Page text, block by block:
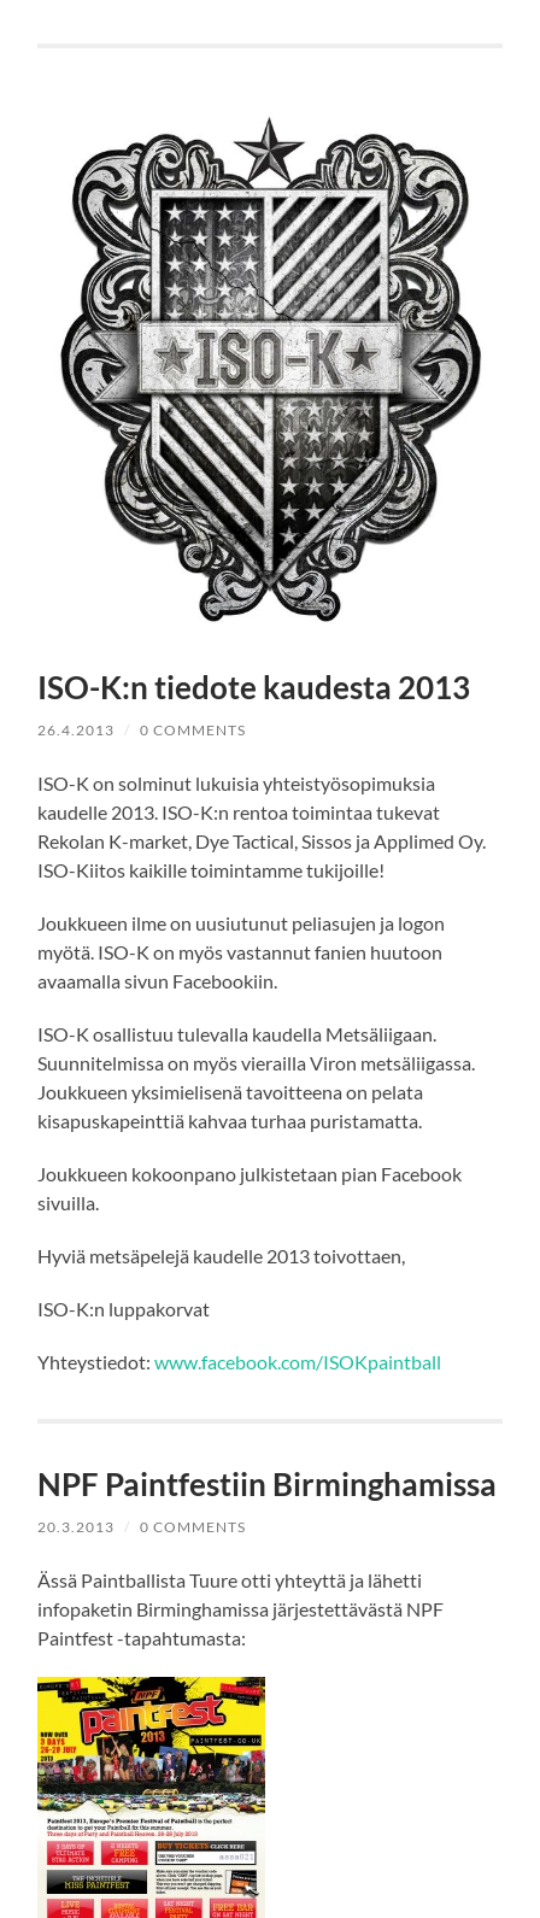
ISO-K:n tiedote kaudesta 2013
26.4.2013 / 0 COMMENTS
ISO-K on solminut lukuisia yhteistyösopimuksia
kaudelle 2013. ISO-K:n rentoa toimintaa tukevat
Rekolan K-market, Dye Tactical, Sissos ja Applimed Oy.
ISO-Kiitos kaikille toimintamme tukijoille!
Joukkueen ilme on uusiutunut peliasujen ja logon
myötä. ISO-K on myös vastannut fanien huutoon
avaamalla sivun Facebookiin.
ISO-K osallistuu tulevalla kaudella Metsäliigaan.
Suunnitelmissa on myös vierailla Viron metsäliigassa.
Joukkueen yksimielisenä tavoitteena on pelata
kisapuskapeinttiä kahvaa turhaa puristamatta.
Joukkueen kokoonpano julkistetaan pian Facebook
sivuilla.
Hyviä metsäpelejä kaudelle 2013 toivottaen,
ISO-K:n luppakorvat
Yhteystiedot:www.facebook.com/ISOKpaintball
NPF Paintfestiin Birminghamissa
20.3.2013 / 0 COMMENTS
Ässä Paintballista Tuure otti yhteyttä ja lähetti
infopaketin Birminghamissa järjestettävästä NPF
Paintfest -tapahtumasta: